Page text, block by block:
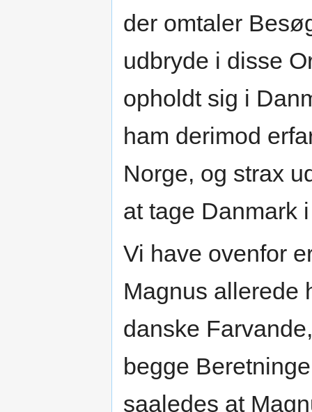
der omtaler
udbryde i disse
opholdt sig i
ham derimod
Norge, og strax
at tage Danmark
Vi have ovenfor
Magnus allerede
danske
begge
saaledes at